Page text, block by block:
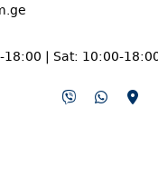
18:00 | Sat: 10:00-